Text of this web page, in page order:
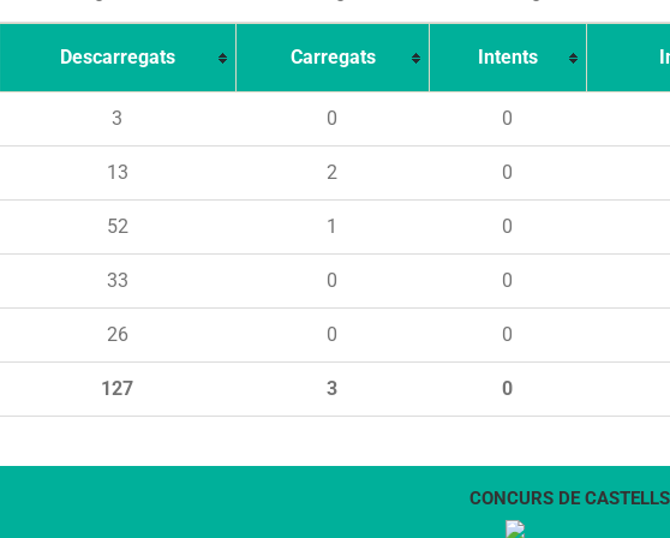
Descarregats Carregats Intents
127 3 0
3 0 0
13 2 0
52 1 0
33 0 0
26 0 0
CONCURS DE CASTELLS